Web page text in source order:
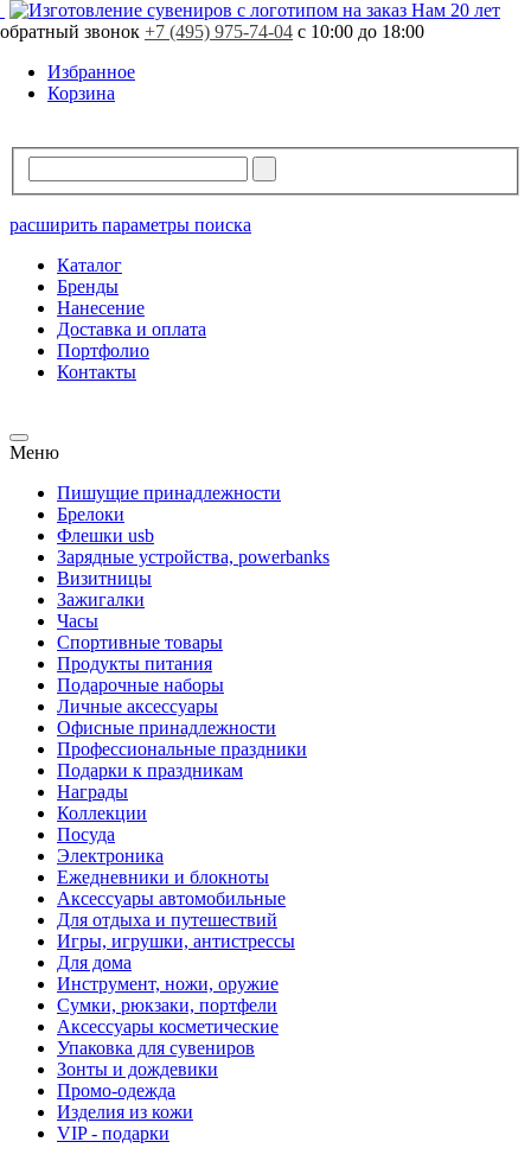
Нам 20 лет
обратный звонок +7 (495) 975-74-04 с 10:00 до 18:00
Избранное
Корзина
расширить параметры поиска
Каталог
Бренды
Нанесение
Доставка и оплата
Портфолио
Контакты
Меню
Пишущие принадлежности
Брелоки
Флешки usb
Зарядные устройства, powerbanks
Визитницы
Зажигалки
Часы
Спортивные товары
Продукты питания
Подарочные наборы
Личные аксессуары
Офисные принадлежности
Профессиональные праздники
Подарки к праздникам
Награды
Коллекции
Посуда
Электроника
Ежедневники и блокноты
Аксессуары автомобильные
Для отдыха и путешествий
Игры, игрушки, антистрессы
Для дома
Инструмент, ножи, оружие
Сумки, рюкзаки, портфели
Аксессуары косметические
Упаковка для сувениров
Зонты и дождевики
Промо-одежда
Изделия из кожи
VIP - подарки